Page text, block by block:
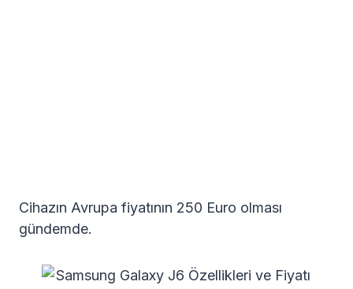
Cihazın Avrupa fiyatının 250 Euro olması
gündemde.